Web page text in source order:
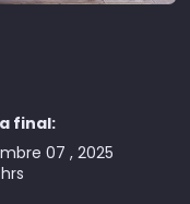
final:
07 , 2025